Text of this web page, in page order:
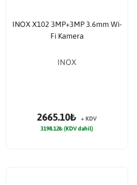
INOX X102 3MP+3MP 3.6mm Wi-
Fi Kamera
INOX
2665.10₺
+ KDV
3198.12₺ (KDV dahil)